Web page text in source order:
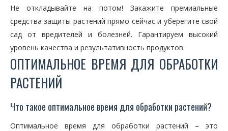
Не откладывайте на потом! Закажите премиальные
средства защиты растений прямо сейчас и уберегите свой
сад от вредителей и болезней. Гарантируем высокий
уровень качества и результативность продуктов.
ОПТИМАЛЬНОЕ ВРЕМЯ ДЛЯ ОБРАБОТКИ
РАСТЕНИЙ
Что такое оптимальное время для обработки растений?
Оптимальное время для обработки растений – это